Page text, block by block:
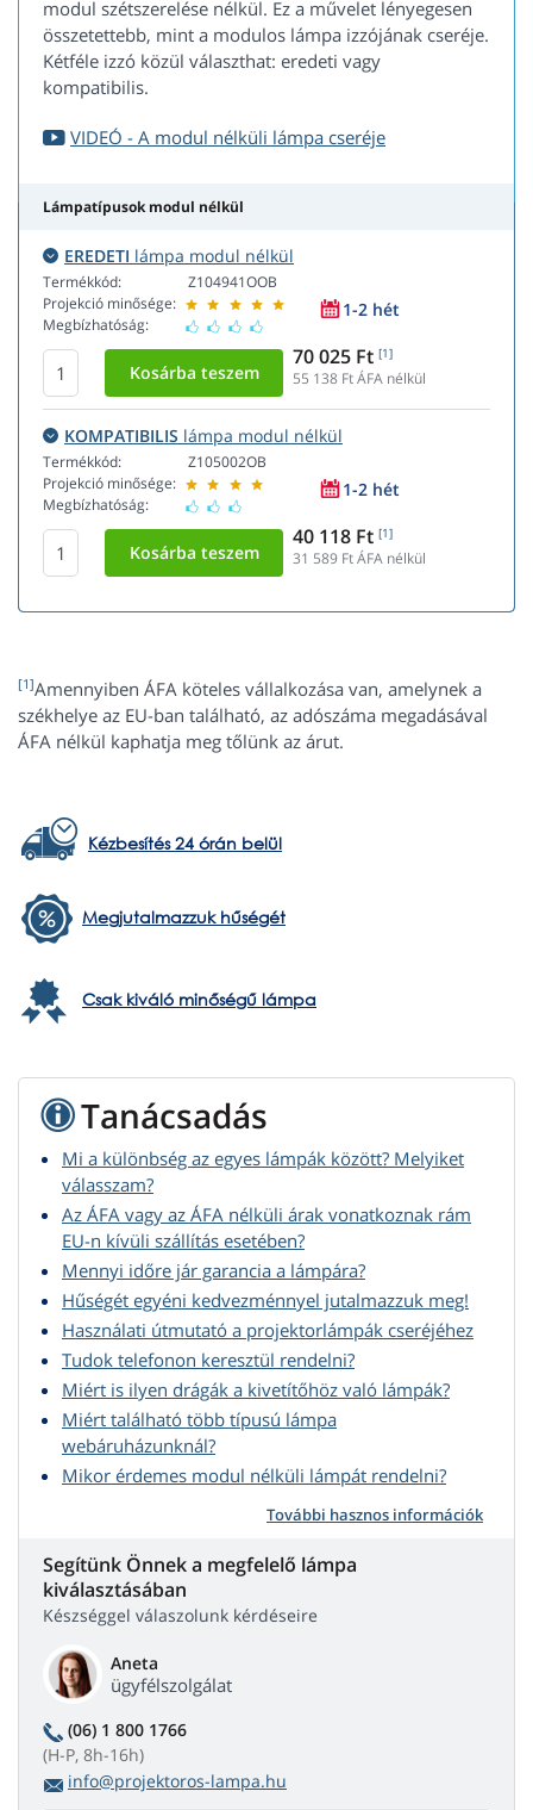
modul szétszerelése nélkül. Ez a művelet lényegesen
összetettebb, mint a modulos lámpa izzójának cseréje.
Kétféle izzó közül választhat: eredeti vagy
kompatibilis.
VIDEÓ - A modul nélküli lámpa cseréje
Lámpatípusok modul nélkül
EREDETI lámpa modul nélkül
Termékkód:
Projekció minősége:
Megbízhatóság:
Z104941OOB
1-2 hét
70 025 Ft [1]
55 138 Ft ÁFA nélkül
KOMPATIBILIS lámpa modul nélkül
Termékkód:
Projekció minősége:
Megbízhatóság:
Z105002OB
1-2 hét
40 118 Ft [1]
31 589 Ft ÁFA nélkül
[1]Amennyiben ÁFA köteles vállalkozása van, amelynek a
székhelye az EU-ban található, az adószáma megadásával
ÁFA nélkül kaphatja meg tőlünk az árut.
Kézbesítés 24 órán belül
Megjutalmazzuk hűségét
Csak kiváló minőségű lámpa
Tanácsadás
Mi a különbség az egyes lámpák között? Melyiket
válasszam?
Az ÁFA vagy az ÁFA nélküli árak vonatkoznak rám
EU-n kívüli szállítás esetében?
Mennyi időre jár garancia a lámpára?
Hűségét egyéni kedvezménnyel jutalmazzuk meg!
Használati útmutató a projektorlámpák cseréjéhez
Tudok telefonon keresztül rendelni?
Miért is ilyen drágák a kivetítőhöz való lámpák?
Miért található több típusú lámpa
webáruházunknál?
Mikor érdemes modul nélküli lámpát rendelni?
További hasznos információk
Segítünk Önnek a megfelelő lámpa
kiválasztásában
Készséggel válaszolunk kérdéseire
Aneta
ügyfélszolgálat
(06) 1 800 1766
(H-P, 8h-16h)
info@projektoros-lampa.hu